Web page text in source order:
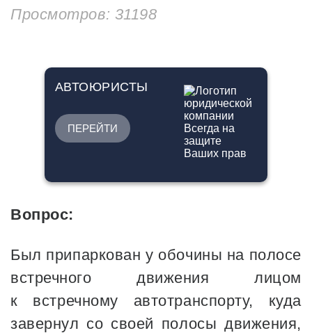
Просмотров: 31198
АВТОЮРИСТЫ
ПЕРЕЙТИ
Вопрос:
Был припаркован у обочины на полосе
встречного движения лицом
к встречному автотранспорту, куда
завернул со своей полосы движения,